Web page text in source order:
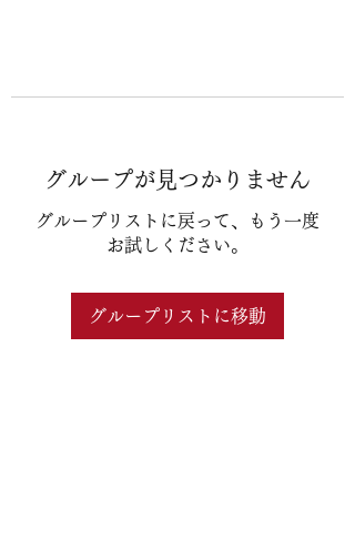
グループが見つかりません
グループリストに戻って、もう一度
お試しください。
グループリストに移動